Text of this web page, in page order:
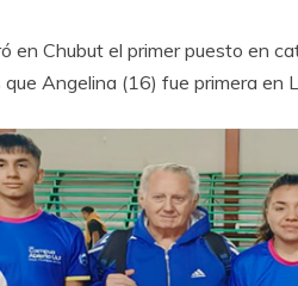
en Chubut el primer puesto en
Angelina (16) fue primera en